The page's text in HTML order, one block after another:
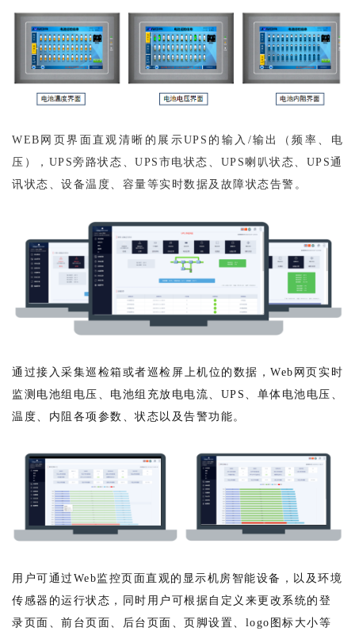
WEB网页界面直观清晰的展示UPS的输入/输出（频率、电
压），UPS旁路状态、UPS市电状态、UPS喇叭状态、UPS通
讯状态、设备温度、容量等实时数据及故障状态告警。
通过接入采集巡检箱或者巡检屏上机位的数据，Web网页实时
监测电池组电压、电池组充放电电流、UPS、单体电池电压、
温度、内阻各项参数、状态以及告警功能。
用户可通过Web监控页面直观的显示机房智能设备，以及环境
传感器的运行状态，同时用户可根据自定义来更改系统的登
录页面、前台页面、后台页面、页脚设置、logo图标大小等